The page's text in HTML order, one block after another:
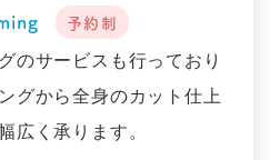
予約制
のサービスも行っており
グから全身のカット仕上
広く承ります。